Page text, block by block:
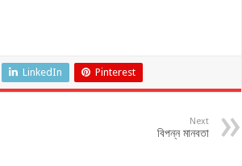
LinkedIn Pinterest
Next
বিপন্ন মানবতা